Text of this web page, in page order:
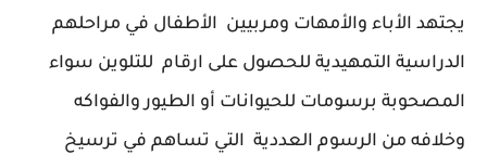
يجتهد الأباء والأمهات ومربيين الأطفال في مراحلهم
الدراسية التمهيدية للحصول على ارقام للتلوين سواء
المصحوبة برسومات للحيوانات أو الطيور والفواكه
وخلافه من الرسوم العددية التي تساهم في ترسيخ